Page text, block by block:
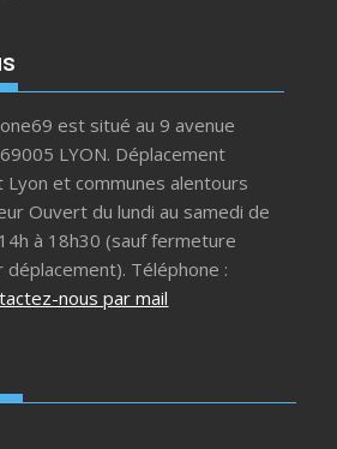
est situé au 9 avenue
LYON. Déplacement
et communes alentours
Ouvert du lundi au samedi de
à 18h30 (sauf fermeture
Téléphone :
nous par mail